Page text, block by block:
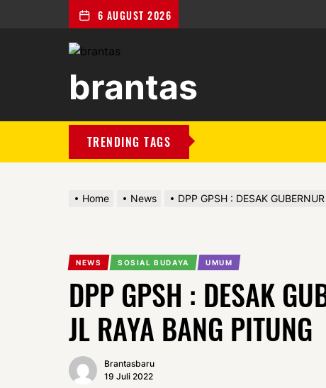
6 AUGUST 2026
brantas
TRENDING TAGS
Home News DPP GPSH : DESAK
NEWS SOSIAL BUDAYA UMUM
DPP GPSH : DESAK
JL RAYA BANG PITUNG
Brantasbaru
19 Juli 2022